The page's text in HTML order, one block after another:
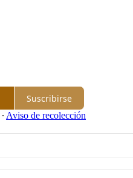
Suscribirse
∙ Aviso de recolección